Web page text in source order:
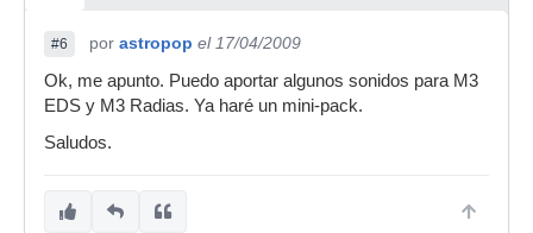
#6 por astropop el 17/04/2009
Ok, me apunto. Puedo aportar algunos sonidos para M3
EDS y M3 Radias. Ya haré un mini-pack.
Saludos.